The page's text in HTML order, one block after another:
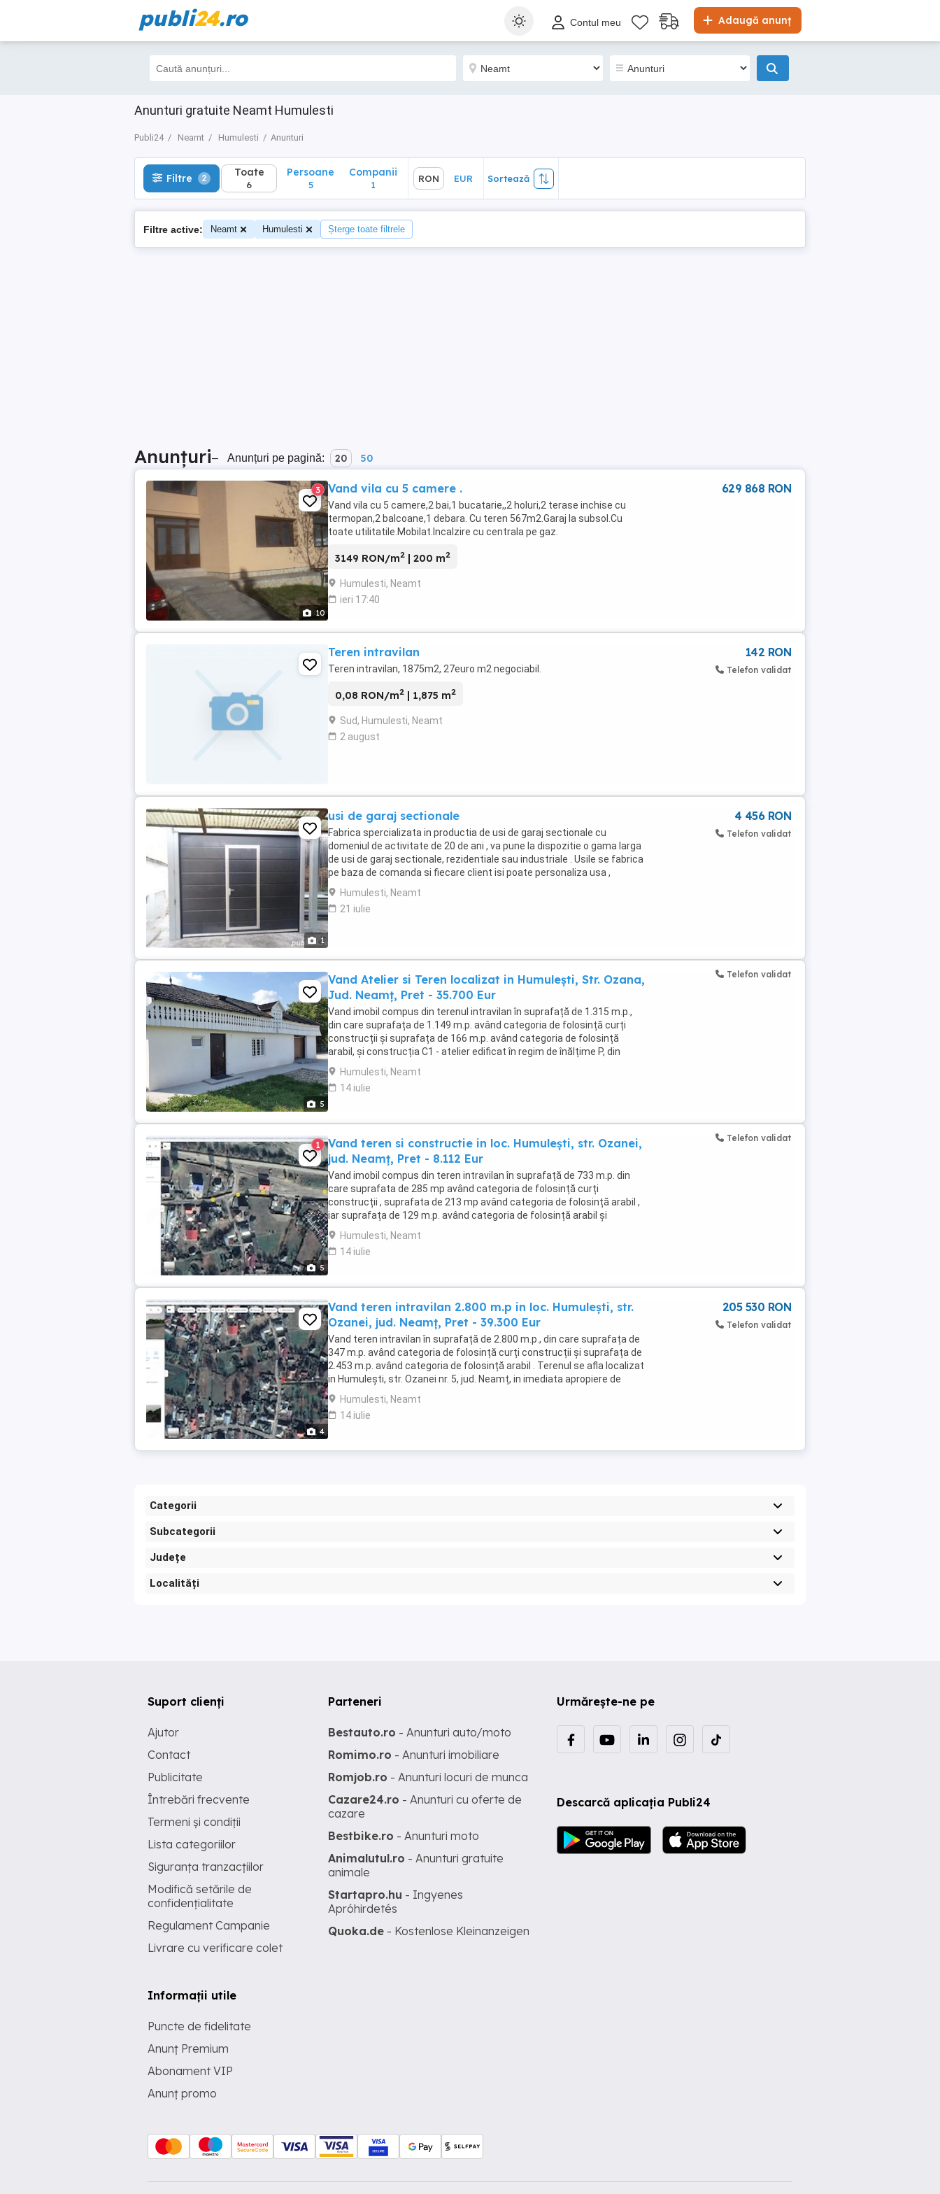
publi24.ro Adaugă anunț
Contul meu
Anunturi gratuite Neamt Humulesti
Publi24 Neamt Humulesti Anunturi
Filtre 2 Toate
6
Sortează
Filtre 2 Toate
6
Persoane
5
Companii
1
RON EUR Sortează
Filtre active: Neamt Humulesti Șterge toate filtrele
Anunțuri– Anunțuri pe pagină: 20 50
10
3 Vand vila cu 5 camere .
Vand vila cu 5 camere,2 bai,1 bucatarie,,2 holuri,2 terase inchise cu
termopan,2 balcoane,1 debara. Cu teren 567m2.Garaj la subsol.Cu
toate utilitatile.Mobilat.Incalzire cu centrala pe gaz.
3149 RON/m2 | 200 m2
Humulesti, Neamt
ieri 17:40
629 868 RON
Teren intravilan
Teren intravilan, 1875m2, 27euro m2 negociabil.
0,08 RON/m2 | 1,875 m2
Sud, Humulesti, Neamt
2 august
142 RON
Telefon validat
1
usi de garaj sectionale
Fabrica spercializata in productia de usi de garaj sectionale cu
domeniul de activitate de 20 de ani , va pune la dispozitie o gama larga
de usi de garaj sectionale, rezidentiale sau industriale . Usile se fabrica
pe baza de comanda si fiecare client isi poate personaliza usa ,
automata sau manuala, ...
Humulesti, Neamt
21 iulie
4 456 RON
Telefon validat
5
Vand Atelier si Teren localizat in Humulești, Str. Ozana,
Jud. Neamț, Pret - 35.700 Eur
Vand imobil compus din terenul intravilan în suprafață de 1.315 m.p.,
din care suprafața de 1.149 m.p. având categoria de folosință curți
construcții și suprafața de 166 m.p. având categoria de folosință
arabil, și construcția C1 - atelier edificat în regim de înălțime P, din
bolțari, compus din două ...
Humulesti, Neamt
14 iulie
Telefon validat
5
1
Vand teren si constructie in loc. Humulești, str. Ozanei,
jud. Neamț, Pret - 8.112 Eur
Vand imobil compus din teren intravilan în suprafață de 733 m.p. din
care suprafata de 285 mp având categoria de folosință curți
construcții , suprafata de 213 mp având categoria de folosință arabil ,
iar suprafața de 129 m.p. având categoria de folosință arabil și
construcția C1 locuință, în ...
Humulesti, Neamt
14 iulie
Telefon validat
4
Vand teren intravilan 2.800 m.p in loc. Humulești, str.
Ozanei, jud. Neamț, Pret - 39.300 Eur
Vand teren intravilan în suprafață de 2.800 m.p., din care suprafața de
347 m.p. având categoria de folosință curți construcții și suprafața de
2.453 m.p. având categoria de folosință arabil . Terenul se afla localizat
in Humulești, str. Ozanei nr. 5, jud. Neamț, in imediata apropiere de
orasul Targu ...
Humulesti, Neamt
14 iulie
205 530 RON
Telefon validat
Categorii
Subcategorii
Județe
Localități
Urmărește-ne pe
Descarcă aplicația Publi24
Suport clienți
Ajutor
Contact
Publicitate
Întrebări frecvente
Termeni și condiții
Lista categoriilor
Siguranța tranzacțiilor
Modifică setările de
confidențialitate
Regulament Campanie
Livrare cu verificare colet
Informații utile
Puncte de fidelitate
Anunț Premium
Abonament VIP
Anunț promo
Parteneri
Bestauto.ro - Anunturi auto/moto
Romimo.ro - Anunturi imobiliare
Romjob.ro - Anunturi locuri de munca
Cazare24.ro - Anunturi cu oferte de
cazare
Bestbike.ro - Anunturi moto
Animalutul.ro - Anunturi gratuite
animale
Startapro.hu - Ingyenes
Apróhirdetés
Quoka.de - Kostenlose Kleinanzeigen